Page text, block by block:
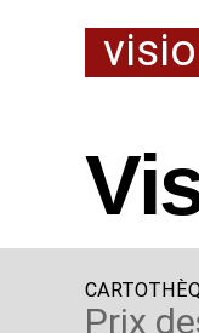
Prix